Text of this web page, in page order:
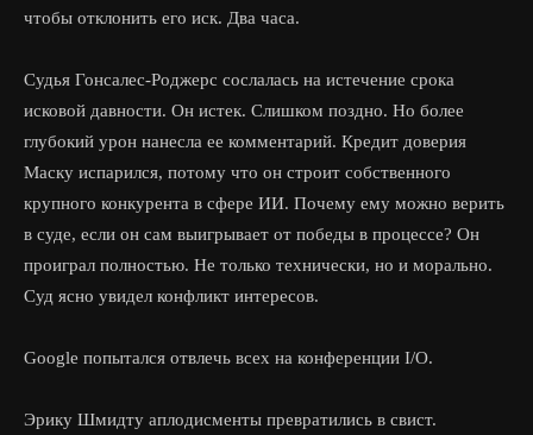
чтобы отклонить его иск. Два часа.
Судья Гонсалес-Роджерс сослалась на истечение срока
исковой давности. Он истек. Слишком поздно. Но более
глубокий урон нанесла ее комментарий. Кредит доверия
Маску испарился, потому что он строит собственного
крупного конкурента в сфере ИИ. Почему ему можно верить
в суде, если он сам выигрывает от победы в процессе? Он
проиграл полностью. Не только технически, но и морально.
Суд ясно увидел конфликт интересов.
Google попытался отвлечь всех на конференции I/O.
Эрику Шмидту аплодисменты превратились в свист.